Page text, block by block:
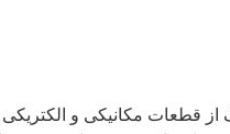
از قطعات مکانیکی و